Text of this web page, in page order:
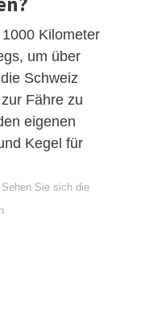
Kilometer
um über
Schweiz
Fähre zu
eigenen
Kegel für
Sehen Sie sich die